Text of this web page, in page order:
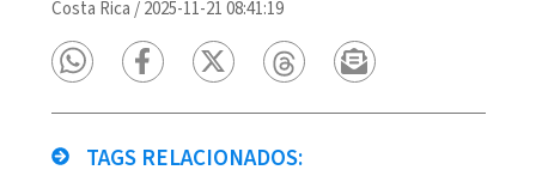
Costa Rica /2025-11-21 08:41:19
TAGS RELACIONADOS: